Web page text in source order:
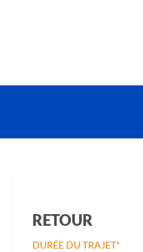
RETOUR
DURÉE DU TRAJET*